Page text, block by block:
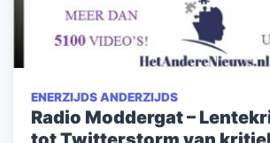
ENERZIJDS ANDERZIJDS
Radio Moddergat –